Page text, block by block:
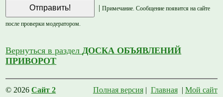
| Примечание. Сообщение появится на сайте
после проверки модератором.
Вернуться в разделДОСКА ОБЪЯВЛЕНИЙ
ПРИВОРОТ
© 2026Сайт 2 Полная версия| Главная| Мой сайт